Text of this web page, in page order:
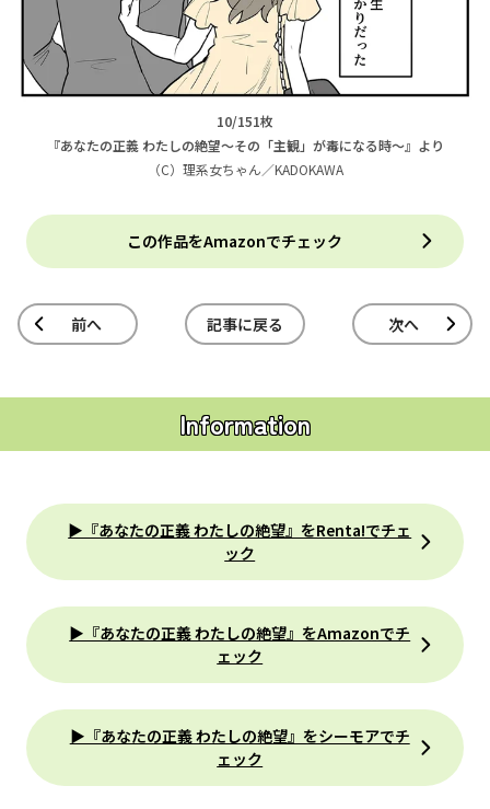
10/151枚
『あなたの正義 わたしの絶望～その「主観」が毒になる時～』より
（C）理系女ちゃん／KADOKAWA
この作品をAmazonでチェック
前へ 記事に戻る 次へ
Information
▶『あなたの正義 わたしの絶望』をRenta!でチェ
ック
▶『あなたの正義 わたしの絶望』をAmazonでチ
ェック
▶『あなたの正義 わたしの絶望』をシーモアでチ
ェック